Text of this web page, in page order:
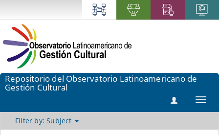
Repositorio del Observatorio Latinoamericano de
Gestión Cultural
Filter by: Subject